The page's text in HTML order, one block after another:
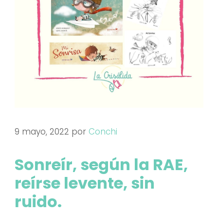
9 mayo, 2022 por Conchi
Sonreír, según la RAE,
reírse levente, sin
ruido.